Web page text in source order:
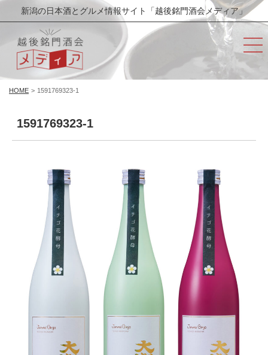
新潟の日本酒とグルメ情報サイト「越後銘門酒会メディア」
HOME > 1591769323-1
1591769323-1